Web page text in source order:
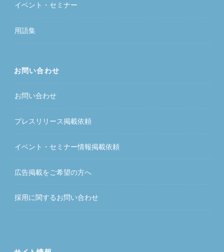
イベント・セミナー
用語集
お問い合わせ
お問い合わせ
プレスリリース掲載依頼
イベント・セミナー情報掲載依頼
広告掲載をご希望の方へ
採用に関するお問い合わせ